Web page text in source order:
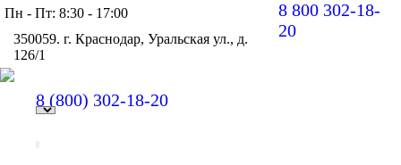
Пн - Пт: 8:30 - 17:00
350059. г. Краснодар, Уральская ул., д.
126/1
8 800 302-18-
20
8 (800) 302-18-20